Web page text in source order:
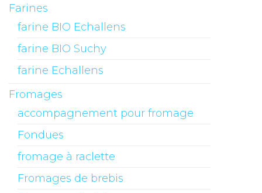
Farines
farine BIO Echallens
farine BIO Suchy
farine Echallens
Fromages
accompagnement pour fromage
Fondues
fromage à raclette
Fromages de brebis